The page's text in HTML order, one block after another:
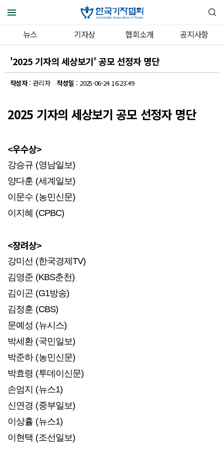
뉴스 기자상 협회소개 공지사항
'2025 기자의 세상보기' 공모 선정자 명단
작성자: 관리자 작성일 : 2025-06-24 16:23:49
2025 기자의 세상보기 공모 선정자 명단
<우수상>
강승규 (영남일보)
양다훈 (세계일보)
이문수 (농민신문)
이지혜 (CPBC)
<장려상>
강미선 (한국경제TV)
김영준 (KBS춘천)
김이곤 (G1방송)
김정훈 (CBS)
문예성 (뉴시스)
박세환 (국민일보)
박준하 (농민신문)
박효령 (투데이신문)
손엄지 (뉴스1)
신연경 (중부일보)
이상휼 (뉴스1)
이현택 (조선일보)